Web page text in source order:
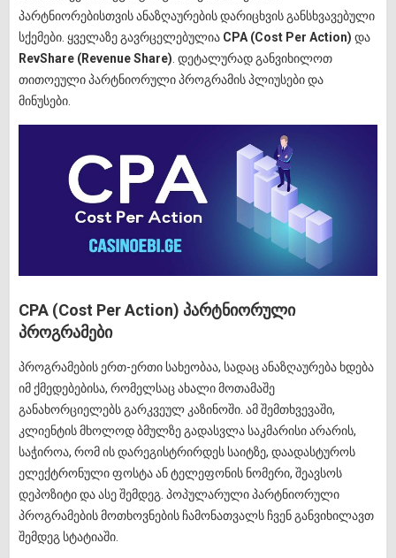
პარტნიორებისთვის ანაზღაურების დარიცხვის განსხვავებული
სქემები. ყველაზე გავრცელებულია CPA (Cost Per Action) და
RevShare (Revenue Share) . დეტალურად განვიხილოთ
თითოეული პარტნიორული პროგრამის პლიუსები და
მინუსები.
CPA (Cost Per Action) პარტნიორული
პროგრამები
პროგრამების ერთ-ერთი სახეობაა, სადაც ანაზღაურება ხდება
იმ ქმედებებისა, რომელსაც ახალი მოთამაშე
განახორციელებს გარკვეულ კაზინოში. ამ შემთხვევაში,
კლიენტის მხოლოდ ბმულზე გადასვლა საკმარისი არარის,
საჭიროა, რომ ის დარეგისტრირდეს საიტზე, დაადასტუროს
ელექტრონული ფოსტა ან ტელეფონის ნომერი, შეავსოს
დეპოზიტი და ასე შემდეგ. პოპულარული პარტნიორული
პროგრამების მოთხოვნების ჩამონათვალს ჩვენ განვიხილავთ
შემდეგ სტატიაში.